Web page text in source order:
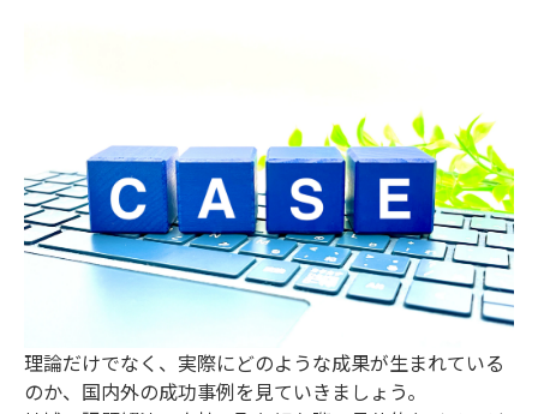
理論だけでなく、実際にどのような成果が生まれている
のか、国内外の成功事例を見ていきましょう。